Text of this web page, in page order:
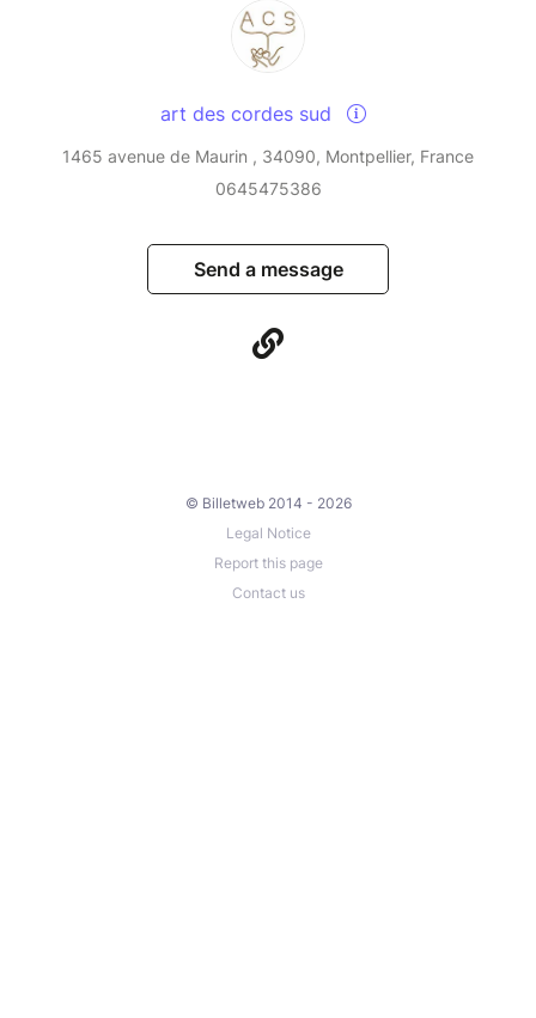
art des cordes sud
1465 avenue de Maurin , 34090, Montpellier, France
0645475386
Send a message
© Billetweb 2014 - 2026
Legal Notice
Report this page
Contact us